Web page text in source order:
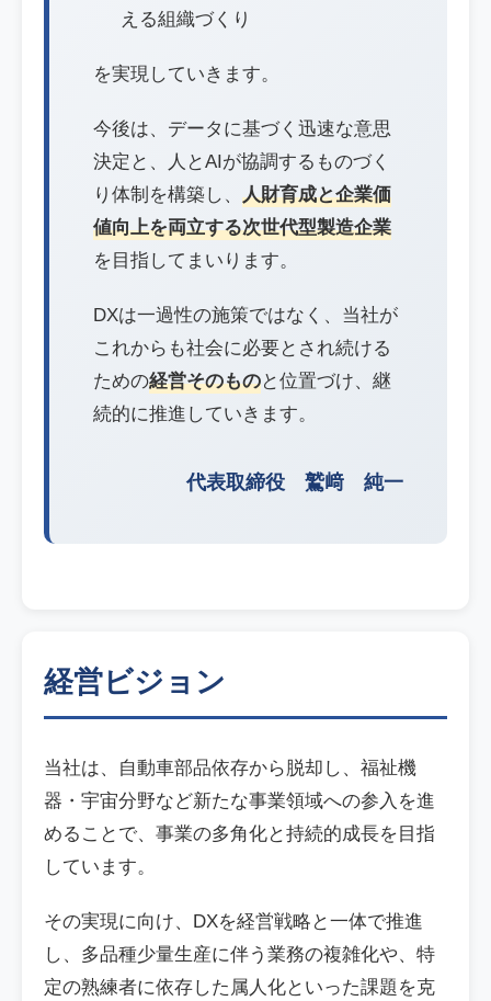
える組織づくり
を実現していきます。
今後は、データに基づく迅速な意思
決定と、人とAIが協調するものづく
り体制を構築し、 人財育成と企業価
値向上を両立する次世代型製造企業
を目指してまいります。
DXは一過性の施策ではなく、当社が
これからも社会に必要とされ続ける
ための経営そのものと位置づけ、継
続的に推進していきます。
代表取締役 鷲﨑 純一
経営ビジョン
当社は、自動車部品依存から脱却し、福祉機
器・宇宙分野など新たな事業領域への参入を進
めることで、事業の多角化と持続的成長を目指
しています。
その実現に向け、DXを経営戦略と一体で推進
し、多品種少量生産に伴う業務の複雑化や、特
定の熟練者に依存した属人化といった課題を克